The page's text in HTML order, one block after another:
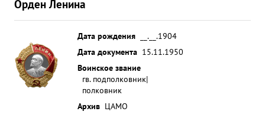
Орден Ленина
Дата рождения
__.__.1904
Дата документа 15.11.1950
Воинское звание
гв. подполковник|
полковник
Архив ЦАМО